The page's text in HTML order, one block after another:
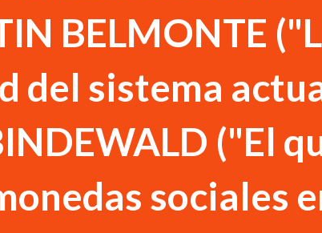
BELMONTE
del sistema
("El
sociales